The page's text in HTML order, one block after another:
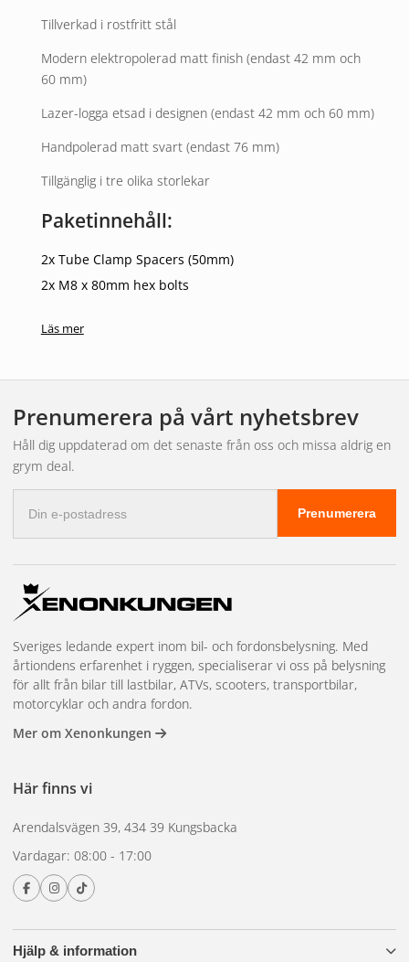
Tillverkad i rostfritt stål
Modern elektropolerad matt finish (endast 42 mm och
60 mm)
Lazer-logga etsad i designen (endast 42 mm och 60 mm)
Handpolerad matt svart (endast 76 mm)
Tillgänglig i tre olika storlekar
Paketinnehåll:
2x Tube Clamp Spacers (50mm)
2x M8 x 80mm hex bolts
Levereras i par
Läs mer
Prenumerera på vårt nyhetsbrev
Håll dig uppdaterad om det senaste från oss och missa aldrig en
grym deal.
postadress
Prenumerera
Hjälp & information
Sveriges ledande expert inom bil- och fordonsbelysning. Med
årtiondens erfarenhet i ryggen, specialiserar vi oss på belysning
för allt från bilar till lastbilar, ATVs, scooters, transportbilar,
motorcyklar och andra fordon.
Mer om Xenonkungen
Här finns vi
Arendalsvägen 39, 434 39 Kungsbacka
Vardagar: 08:00 - 17:00